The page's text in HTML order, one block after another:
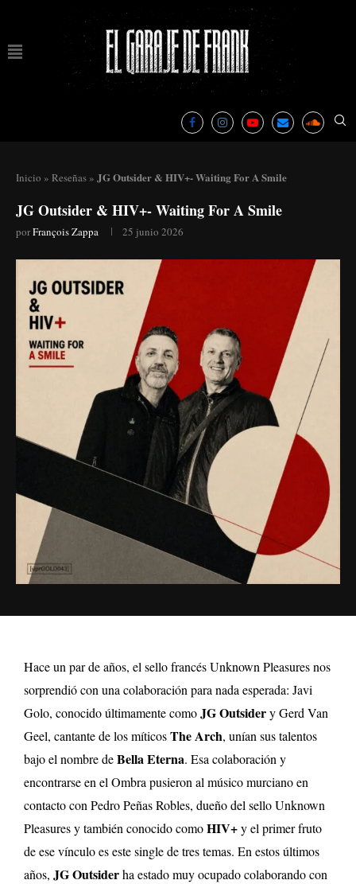
Inicio » Reseñas » JG Outsider & HIV+- Waiting For A Smile
JG Outsider & HIV+- Waiting For A Smile
porFrançois Zappa 25 junio 2026
Hace un par de años, el sello francés Unknown Pleasures nos
sorprendió con una colaboración para nada esperada: Javi
Golo, conocido últimamente comoJG Outsidery Gerd Van
Geel, cantante de los míticosThe Arch, unían sus talentos
bajo el nombre deBella Eterna. Esa colaboración y
encontrarse en el Ombra pusieron al músico murciano en
contacto con Pedro Peñas Robles, dueño del sello Unknown
Pleasures y también conocido comoHIV+y el primer fruto
de ese vínculo es este single de tres temas. En estos últimos
años, JG Outsiderha estado muy ocupado colaborando con